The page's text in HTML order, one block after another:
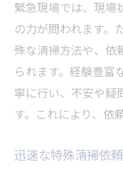
緊急現場では、現場
の力が問われます。
殊な清掃方法や、依
られます。経験豊富
寧に行い、不安や疑
す。これにより、依
迅速な特殊清掃依